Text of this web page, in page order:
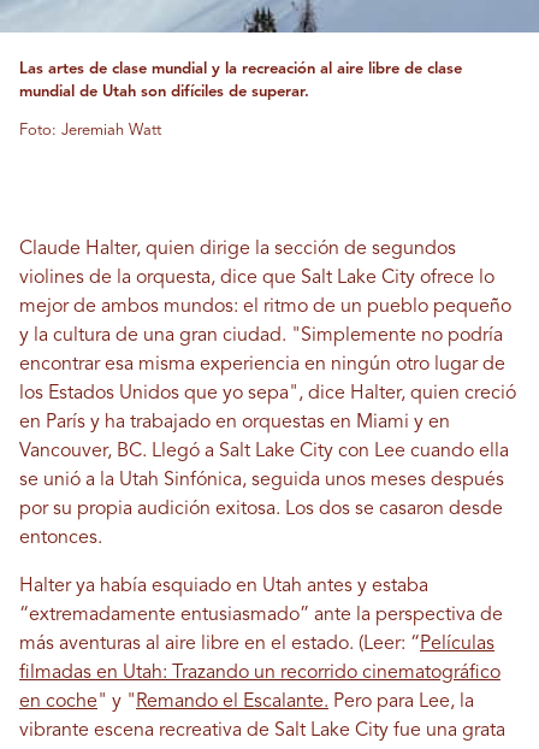
Las artes de clase mundial y la recreación al aire libre de clase
mundial de Utah son difíciles de superar.
Foto: Jeremiah Watt
Claude Halter, quien dirige la sección de segundos
violines de la orquesta, dice que Salt Lake City ofrece lo
mejor de ambos mundos: el ritmo de un pueblo pequeño
y la cultura de una gran ciudad. "Simplemente no podría
encontrar esa misma experiencia en ningún otro lugar de
los Estados Unidos que yo sepa", dice Halter, quien creció
en París y ha trabajado en orquestas en Miami y en
Vancouver, BC. Llegó a Salt Lake City con Lee cuando ella
se unió a la Utah Sinfónica, seguida unos meses después
por su propia audición exitosa. Los dos se casaron desde
entonces.
Halter ya había esquiado en Utah antes y estaba
“extremadamente entusiasmado” ante la perspectiva de
más aventuras al aire libre en el estado. (Leer: “ Películas
filmadas en Utah: Trazando un recorrido cinematográfico
en coche" y " Remando el Escalante. Pero para Lee, la
vibrante escena recreativa de Salt Lake City fue una grata